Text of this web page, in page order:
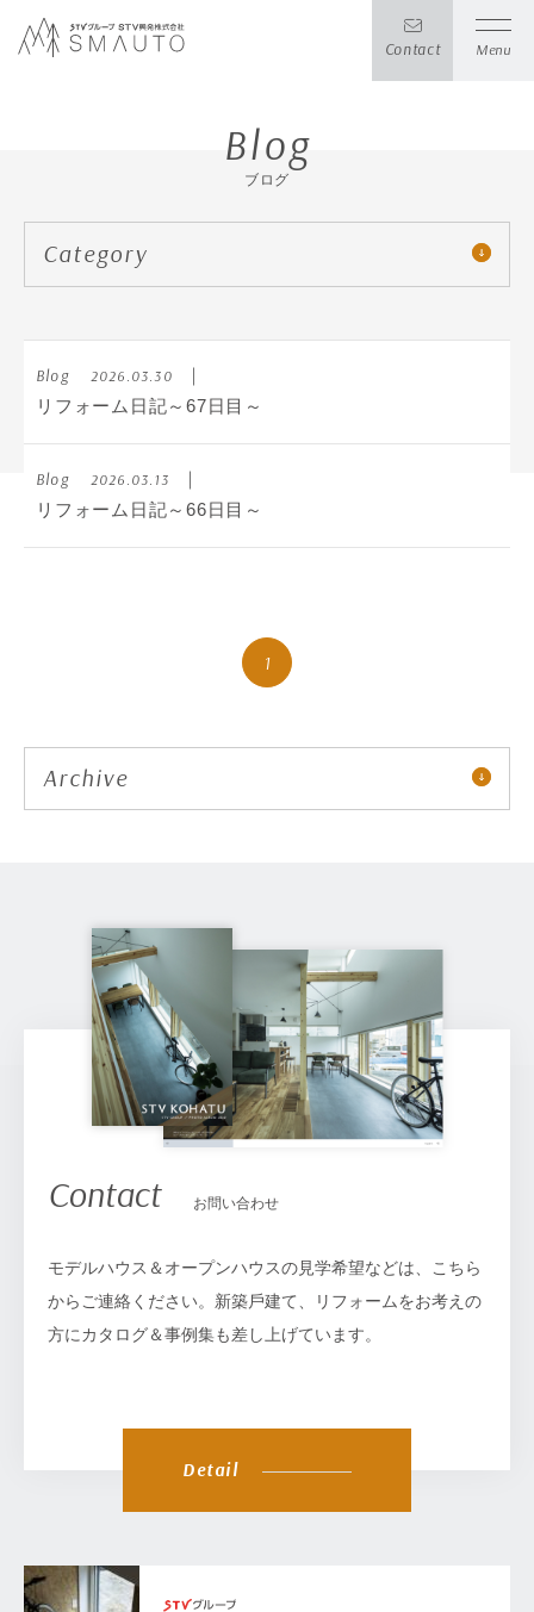
Contact Menu
Blog
ブログ
Category
Blog 2026.03.30
リフォーム日記～67日目～
Blog 2026.03.13
リフォーム日記～66日目～
1
Archive
Contact お問い合わせ
モデルハウス＆オープンハウスの見学希望などは、こちら
からご連絡ください。新築⼾建て、リフォームをお考えの
⽅にカタログ＆事例集も差し上げています。
Detail